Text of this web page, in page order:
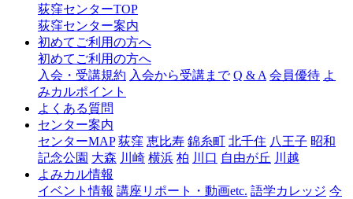
ャ
窪
荻窪センターTOP
荻窪センター案内
初めてご利用の方へ
初めてご利用の方へ
入会・受講規約 入会から受講まで Q & A 会員優待 よ
みカルポイント
よくある質問
センター案内
センターMAP 荻窪 恵比寿 錦糸町 北千住 八王子 昭和
記念公園 大森 川崎 横浜 柏 川口 自由が丘 川越
よみカル情報
イベント情報 講座リポート・動画etc. 語学カレッジ 今